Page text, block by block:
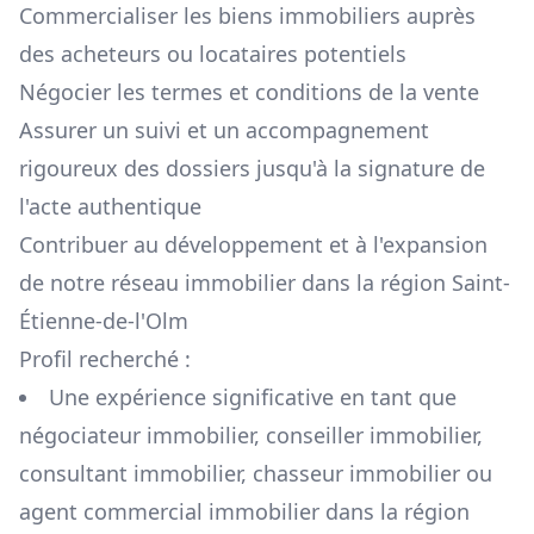
Commercialiser les biens immobiliers auprès
des acheteurs ou locataires potentiels
Négocier les termes et conditions de la vente
Assurer un suivi et un accompagnement
rigoureux des dossiers jusqu'à la signature de
l'acte authentique
Contribuer au développement et à l'expansion
de notre réseau immobilier dans la région Saint-
Étienne-de-l'Olm
Profil recherché :
Une expérience significative en tant que
négociateur immobilier, conseiller immobilier,
consultant immobilier, chasseur immobilier ou
agent commercial immobilier dans la région